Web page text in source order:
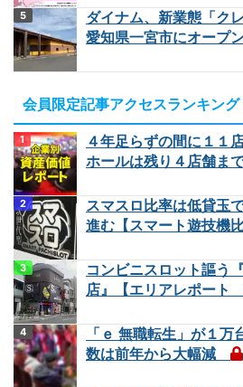
ダイナム、新業態「ク
愛知県一宮市にオープ
会員限定記事アクセスランキング
４年足らずの間に１１
ホールは残り４店舗ま
スマスロ比率は低貸玉
進む【スマート遊技機
コンビニスロット謳う
店』【エリアレポー
「ｅ 無職転生」が１
数は前年から大幅減